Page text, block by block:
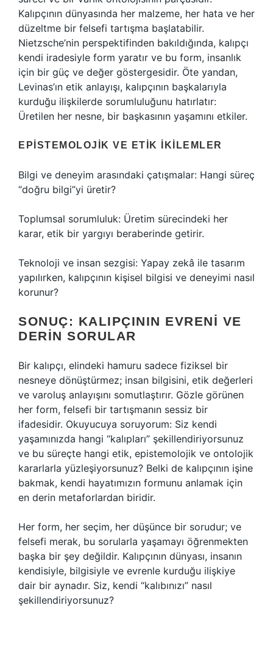
Kalıpçının dünyasında her malzeme, her hata ve her
düzeltme bir felsefi tartışma başlatabilir.
Nietzsche’nin perspektifinden bakıldığında, kalıpçı
kendi iradesiyle form yaratır ve bu form, insanlık
için bir güç ve değer göstergesidir. Öte yandan,
Levinas’ın etik anlayışı, kalıpçının başkalarıyla
kurduğu ilişkilerde sorumluluğunu hatırlatır:
Üretilen her nesne, bir başkasının yaşamını etkiler.
EPISTEMOLOJIK VE ETIK İKILEMLER
Bilgi ve deneyim arasındaki çatışmalar: Hangi süreç
“doğru bilgi”yi üretir?
Toplumsal sorumluluk: Üretim sürecindeki her
karar, etik bir yargıyı beraberinde getirir.
Teknoloji ve insan sezgisi: Yapay zekâ ile tasarım
yapılırken, kalıpçının kişisel bilgisi ve deneyimi nasıl
korunur?
SONUÇ: KALIPÇININ EVRENI VE
DERIN SORULAR
Bir kalıpçı, elindeki hamuru sadece fiziksel bir
nesneye dönüştürmez; insan bilgisini, etik değerleri
ve varoluş anlayışını somutlaştırır. Gözle görünen
her form, felsefi bir tartışmanın sessiz bir
ifadesidir. Okuyucuya soruyorum: Siz kendi
yaşamınızda hangi “kalıpları” şekillendiriyorsunuz
ve bu süreçte hangi etik, epistemolojik ve ontolojik
kararlarla yüzleşiyorsunuz? Belki de kalıpçının işine
bakmak, kendi hayatımızın formunu anlamak için
en derin metaforlardan biridir.
Her form, her seçim, her düşünce bir sorudur; ve
felsefi merak, bu sorularla yaşamayı öğrenmekten
başka bir şey değildir. Kalıpçının dünyası, insanın
kendisiyle, bilgisiyle ve evrenle kurduğu ilişkiye
dair bir aynadır. Siz, kendi “kalıbınızı” nasıl
şekillendiriyorsunuz?